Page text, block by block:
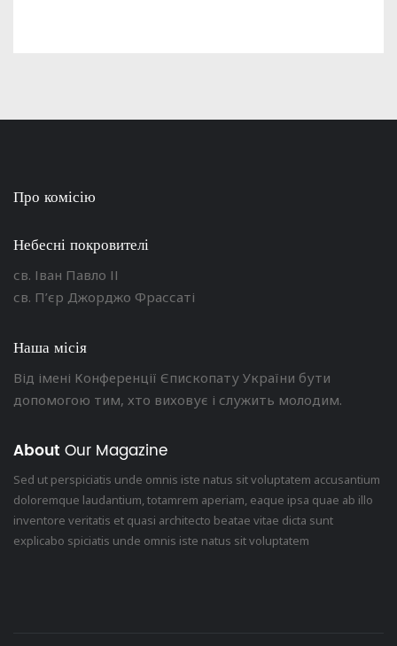
Про комісію
Небесні покровителі
св. Іван Павло ІІ
св. П’єр Джорджо Фрассаті
Наша місія
Від імені Конференції Єпископату України бути
допомогою тим, хто виховує і служить молодим.
About Our Magazine
Sed ut perspiciatis unde omnis iste natus sit voluptatem accusantium
doloremque laudantium, totamrem aperiam, eaque ipsa quae ab illo
inventore veritatis et quasi architecto beatae vitae dicta sunt
explicabo spiciatis unde omnis iste natus sit voluptatem